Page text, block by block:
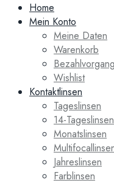
Home
Mein Konto
Meine Daten
Warenkorb
Wishlist
Kontaktlinsen
Tageslinsen
14-Tageslinsen
Monatslinsen
Jahreslinsen
Farblinsen